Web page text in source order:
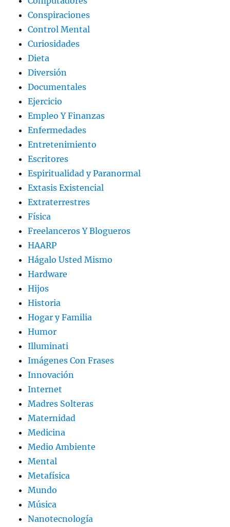
Conspiraciones
Control Mental
Curiosidades
Dieta
Diversión
Documentales
Ejercicio
Empleo Y Finanzas
Enfermedades
Entretenimiento
Escritores
Espiritualidad y Paranormal
Extasis Existencial
Extraterrestres
Física
Freelanceros Y Blogueros
HAARP
Hágalo Usted Mismo
Hardware
Hijos
Historia
Hogar y Familia
Humor
Illuminati
Imágenes Con Frases
Innovación
Internet
Madres Solteras
Maternidad
Medicina
Medio Ambiente
Mental
Metafísica
Mundo
Música
Nanotecnología